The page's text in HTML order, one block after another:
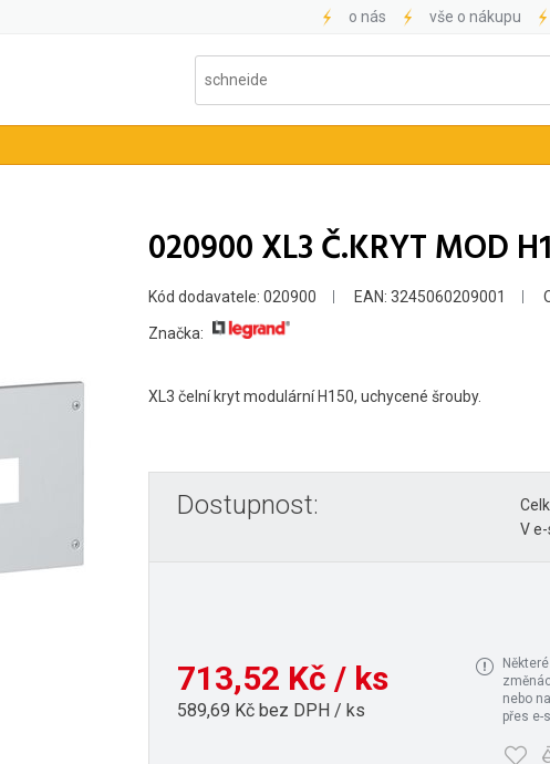
o nás vše o nákupu
020900 XL3 Č.KRYT MOD
Kód dodavatele: 020900 EAN: 3245060209001
Značka:
XL3 čelní kryt modulární H150, uchycené šrouby.
Dostupnost:
V
713,52 Kč / ks
589,69 Kč bez DPH / ks
nebo
přes e-